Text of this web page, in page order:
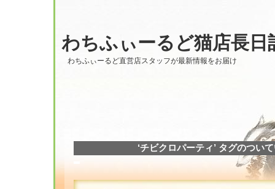
わちふぃーるど猫店長日
わちふぃーるど直営店スタッフが最新情報をお届け
‘チビクロパーティ’ タグのつい